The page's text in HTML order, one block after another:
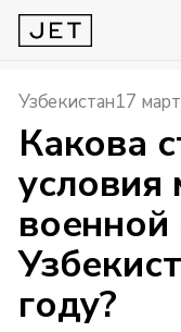
Узбекистан17
Какова
условия
году?